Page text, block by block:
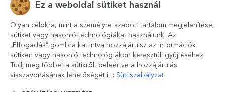
Ez a weboldal sütiket használ
Olyan célokra, mint a személyre szabott tartalom megjelenítése,
sütiket vagy hasonló technológiákat használunk. Az
„Elfogadás” gombra kattintva hozzájárulsz az információk
sütiken vagy hasonló technológiákon keresztüli gyűjtéséhez.
Tudj meg többet a sütikről, beleértve a hozzájárulás
visszavonásának lehetőségét itt: Süti szabályzat